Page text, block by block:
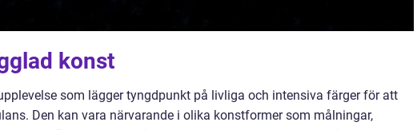
konst
som lägger tyngdpunkt på livliga och intensiva färger för att
Den kan vara närvarande i olika konstformer som målningar,